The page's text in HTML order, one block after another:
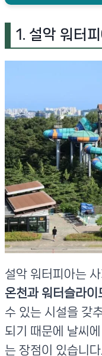
1. 설악 워터
설악 워터피아는
온천과 워터슬라이
수 있는 시설을 갖
되기 때문에 날씨
는 장점이 있습니다.